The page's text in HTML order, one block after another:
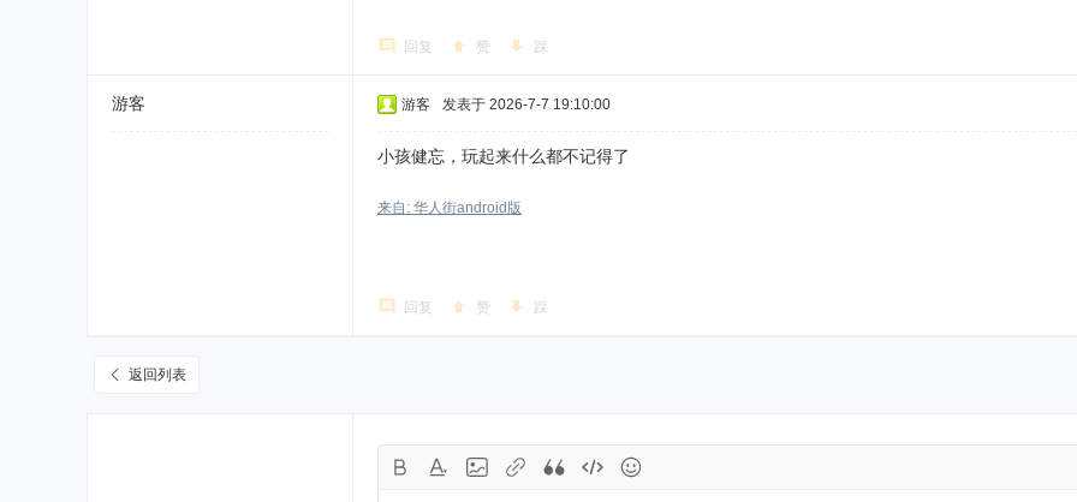
回复 赞 踩
游客 游客 发表于 2026-7-7 19:10:00
小孩健忘，玩起来什么都不记得了
来自: 华人街android版
回复 赞 踩
返回列表